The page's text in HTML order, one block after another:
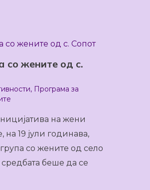
со жените од с.
, Програма за
на жени
на 19 јули годинава,
со жените од село
беше да се